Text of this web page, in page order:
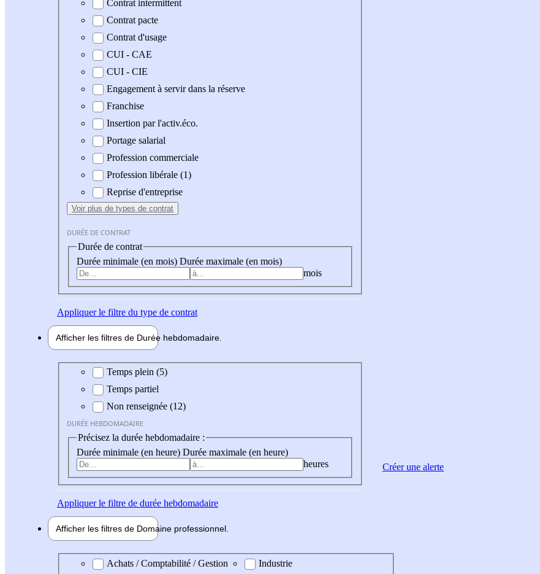
Contrat intermittent
Contrat pacte
Contrat d'usage
CUI - CAE
CUI - CIE
Engagement à servir dans la réserve
Franchise
Insertion par l'activ.éco.
Portage salarial
Profession commerciale
Profession libérale (1)
Reprise d'entreprise
Voir plus de types de contrat
DURÉE DE CONTRAT
Durée de contrat
Durée minimale (en mois) Durée maximale (en mois)
mois
Appliquerle filtre du type de contrat
Afficher les filtres de Durée hebdomadaire
Durée hebdomadaire
Temps plein (5)
Temps partiel
Non renseignée (12)
DURÉE HEBDOMADAIRE
Précisez la durée hebdomadaire :
Durée minimale (en heure) Durée maximale (en heure)
heures
Appliquerle filtre de durée hebdomadaire
Afficher les filtres de Domaine professionnel
Domaine professionel
Achats / Comptabilité / Gestion
Industrie
Créer une alerte